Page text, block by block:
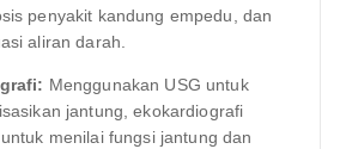
penyakit kandung empedu, dan
aliran darah.
Menggunakan USG untuk
jantung, ekokardiografi
menilai fungsi jantung dan